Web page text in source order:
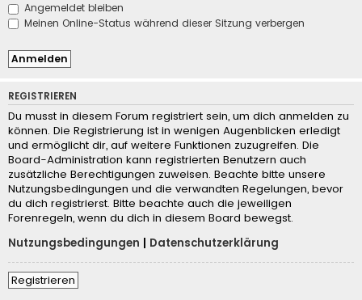
Angemeldet bleiben
Meinen Online-Status während dieser Sitzung verbergen
REGISTRIEREN
Du musst in diesem Forum registriert sein, um dich anmelden zu
können. Die Registrierung ist in wenigen Augenblicken erledigt
und ermöglicht dir, auf weitere Funktionen zuzugreifen. Die
Board-Administration kann registrierten Benutzern auch
zusätzliche Berechtigungen zuweisen. Beachte bitte unsere
Nutzungsbedingungen und die verwandten Regelungen, bevor
du dich registrierst. Bitte beachte auch die jeweiligen
Forenregeln, wenn du dich in diesem Board bewegst.
Nutzungsbedingungen
Datenschutzerklärung
Registrieren